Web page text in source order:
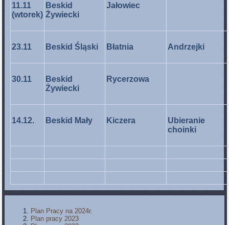
11.11
(wtorek)
Beskid
Żywiecki
Jałowiec
23.11 Beskid Śląski Błatnia Andrzejki
30.11
Beskid
Żywiecki
Rycerzowa
14.12. Beskid Mały Kiczera
Ubieranie
choinki
Plan Pracy na 2024r.
Plan pracy 2023